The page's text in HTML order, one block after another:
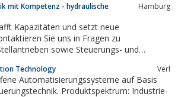
mit Kompetenz - hydraulische
Hamburg
Kapazitäten und setzt neue
Sie uns in Fragen zu
sowie Steuerungs- und
Technology Verl
Automatisierungssysteme auf Basis
Produktspektrum: Industrie-